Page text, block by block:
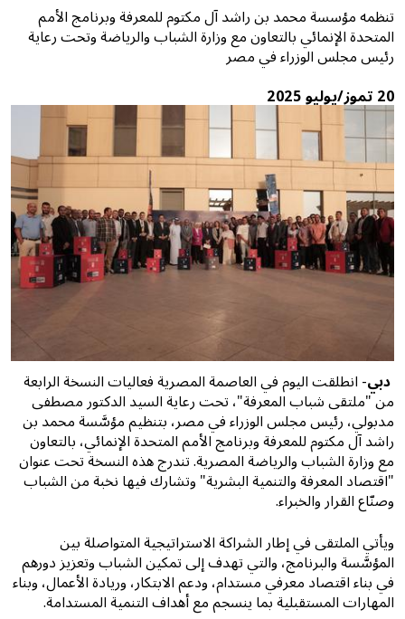
تنظمه مؤسسة محمد بن راشد آل مكتوم للمعرفة وبرنامج الأمم
المتحدة الإنمائي بالتعاون مع وزارة الشباب والرياضة وتحت رعاية
رئيس مجلس الوزراء في مصر
20 تموز/يوليو 2025
دبي- انطلقت اليوم في العاصمة المصرية فعاليات النسخة الرابعة
من "ملتقى شباب المعرفة"، تحت رعاية السيد الدكتور مصطفى
مدبولي، رئيس مجلس الوزراء في مصر، بتنظيم مؤسَّسة محمد بن
راشد آل مكتوم للمعرفة وبرنامج الأمم المتحدة الإنمائي، بالتعاون
مع وزارة الشباب والرياضة المصرية. تندرج هذه النسخة تحت عنوان
"اقتصاد المعرفة والتنمية البشرية" وتشارك فيها نخبة من الشباب
وصنّاع القرار والخبراء.
ويأتي الملتقى في إطار الشراكة الاستراتيجية المتواصلة بين
المؤسَّسة والبرنامج، والتي تهدف إلى تمكين الشباب وتعزيز دورهم
في بناء اقتصاد معرفي مستدام، ودعم الابتكار، وريادة الأعمال، وبناء
المهارات المستقبلية بما ينسجم مع أهداف التنمية المستدامة.